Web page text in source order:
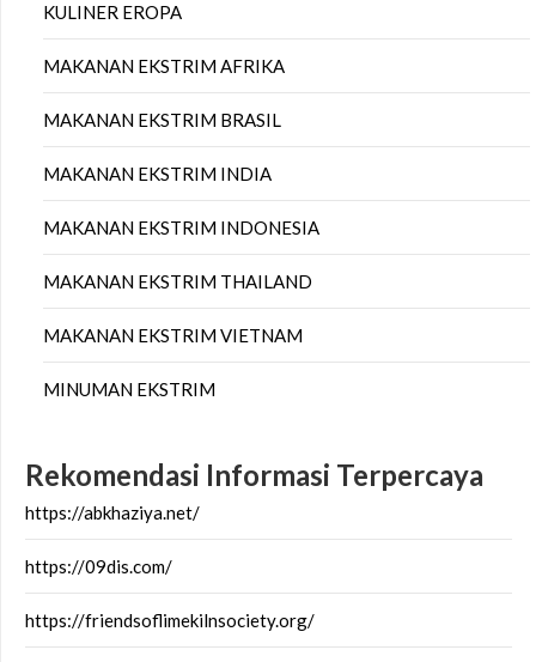
KULINER EROPA
MAKANAN EKSTRIM AFRIKA
MAKANAN EKSTRIM BRASIL
MAKANAN EKSTRIM INDIA
MAKANAN EKSTRIM INDONESIA
MAKANAN EKSTRIM THAILAND
MAKANAN EKSTRIM VIETNAM
MINUMAN EKSTRIM
Rekomendasi Informasi Terpercaya
https://abkhaziya.net/
https://09dis.com/
https://friendsoflimekilnsociety.org/